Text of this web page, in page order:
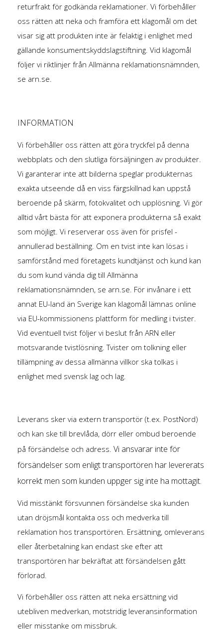
returfrakt för godkända reklamationer. Vi förbehåller
oss rätten att neka och framföra ett klagomål om det
visar sig att produkten inte är felaktig i enlighet med
gällande konsumentskyddslagstiftning. Vid klagomål
följer vi riktlinjer från Allmänna reklamationsnämnden,
se arn.se.
INFORMATION
Vi förbehåller oss rätten att göra tryckfel på denna
webbplats och den slutliga försäljningen av produkter.
Vi garanterar inte att bilderna speglar produkternas
exakta utseende då en viss färgskillnad kan uppstå
beroende på skärm, fotokvalitet och upplösning. Vi gör
alltid vårt bästa för att exponera produkterna så exakt
som möjligt. Vi reserverar oss även för prisfel -
annullerad beställning. Om en tvist inte kan lösas i
samförstånd med företagets kundtjänst och kund kan
du som kund vända dig till Allmänna
reklamationsnämnden, se arn.se. För invånare i ett
annat EU-land än Sverige kan klagomål lämnas online
via EU-kommissionens plattform för medling i tvister.
Vid eventuell tvist följer vi beslut från ARN eller
motsvarande tvistlösning. Tvister om tolkning eller
tillämpning av dessa allmänna villkor ska tolkas i
enlighet med svensk lag och lag.
Leverans sker via extern transportör (t.ex. PostNord)
och kan ske till brevlåda, dörr eller ombud beroende
på försändelse och adress. Vi ansvarar inte för
försändelser som enligt transportören har levererats
korrekt men som kunden uppger sig inte ha mottagit.
Vid misstänkt försvunnen försändelse ska kunden
utan dröjsmål kontakta oss och medverka till
reklamation hos transportören. Ersättning, omleverans
eller återbetalning kan endast ske efter att
transportören har bekräftat att försändelsen gått
förlorad.
Vi förbehåller oss rätten att neka ersättning vid
utebliven medverkan, motstridig leveransinformation
eller misstanke om missbruk.